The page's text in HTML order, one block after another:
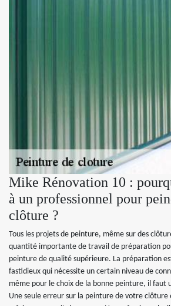
Mike Rénovation 10 :
à un professionnel pour
clôture ?
Tous les projets de peinture, même sur des
quantité importante de travail de préparation
peinture de qualité supérieure. La préparation
fastidieux qui nécessite un certain niveau de
même pour le choix de la bonne peinture, il faut
Une seule erreur sur la peinture de votre clôture